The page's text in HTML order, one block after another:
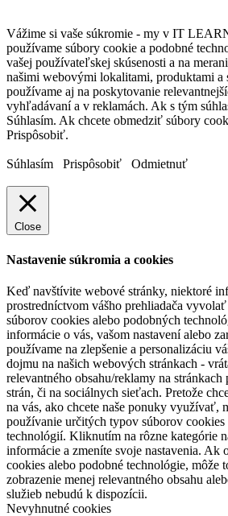
Vážime si vaše súkromie - my v IT
používame súbory cookie a podobné
vašej používateľskej skúsenosti a na
našimi webovými lokalitami, produktami a
používame aj na poskytovanie
vyhľadávaní a v reklamách. Ak s tým
Súhlasím. Ak chcete obmedziť súbory
Prispôsobiť.
Súhlasím Prispôsobiť Odmietnuť
Close
Nastavenie súkromia a cookies
Keď navštívite webové stránky, niektoré
prostredníctvom vášho prehliadača
súborov cookies alebo podobných
informácie o vás, vašom nastavení alebo
používame na zlepšenie a personalizáciu
dojmu na našich webových stránkach -
relevantného obsahu/reklamy na
strán, či na sociálnych sieťach. Pretože
na vás, ako chcete naše ponuky využívať,
používanie určitých typov súborov cookies
technológií. Kliknutím na rôzne kategórie
informácie a zmeníte svoje nastavenia. Ak
cookies alebo podobné technológie, môže
zobrazenie menej relevantného obsahu
služieb nebudú k dispozícii.
Nevyhnutné cookies